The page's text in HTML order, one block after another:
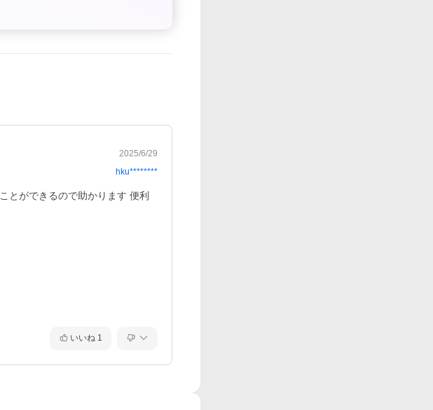
2025/6/29
hku********
とができるので助かります 便利
いいね 1